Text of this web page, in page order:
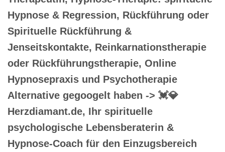
Hypnose & Regression, Rückführung oder
Spirituelle Rückführung &
Jenseitskontakte, Reinkarnationstherapie
oder Rückführungstherapie, Online
Hypnosepraxis und Psychotherapie
Alternative gegoogelt haben -> 💓️💎
Herzdiamant.de, Ihr spirituelle
psychologische Lebensberaterin &
Hypnose-Coach für den Einzugsbereich